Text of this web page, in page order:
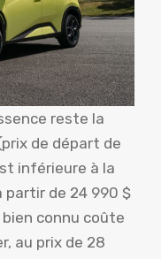
reste la
de départ de
inférieure à la
partir de 24 990 $
bien connu coûte
au prix de 28